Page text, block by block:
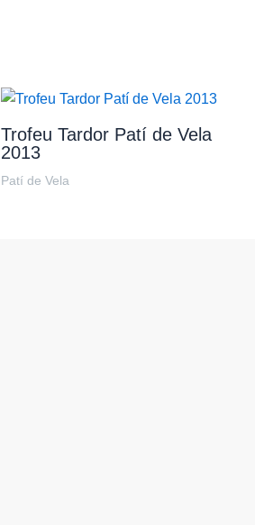
Trofeu Tardor Patí de Vela
2013
Patí de Vela